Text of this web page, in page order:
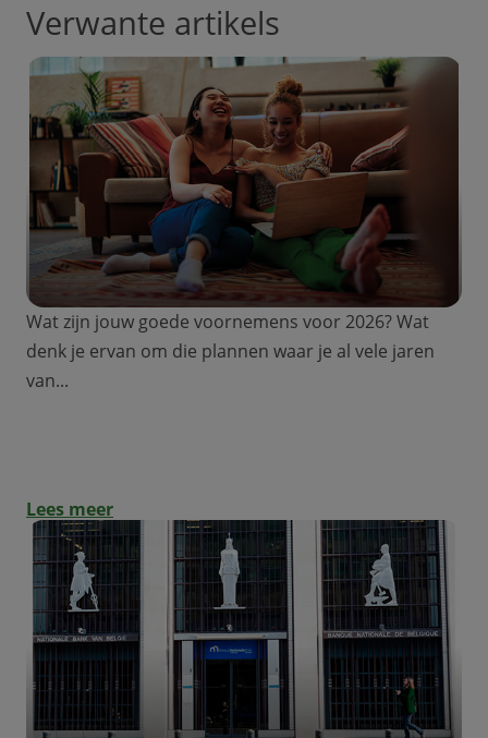
Verwante artikels
Wat zijn jouw goede voornemens voor 2026? Wat
denk je ervan om die plannen waar je al vele jaren
van...
Lees meer